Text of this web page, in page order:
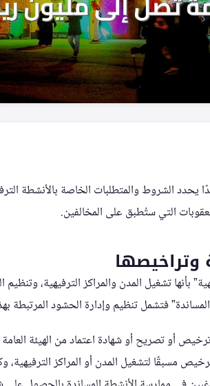
يحدد الشروط والمتطلبات الخاصة بالأنشطة
التي ستُطبق على المخالفين.
بأنها تشغيل المدن والمراكز الترفيهية،
فتشمل تنظيم وإدارة الحشود المرتبطة
أو تصريح أو شهادة اعتماد من الهيئة
مسبقًا لتشغيل المدن أو المراكز الترفيهية،